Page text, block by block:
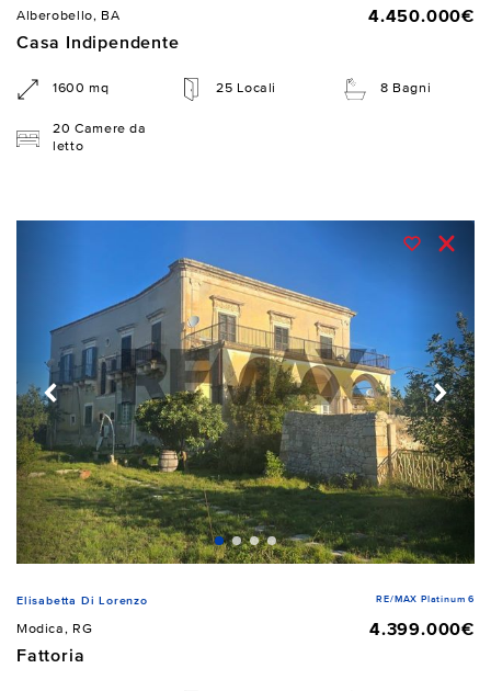
Alberobello, BA
4.450.000€
Casa Indipendente
1600 mq 25 Locali 8 Bagni
20 Camere da
letto
Elisabetta Di Lorenzo RE/MAX Platinum 6
Modica, RG
4.399.000€
Fattoria